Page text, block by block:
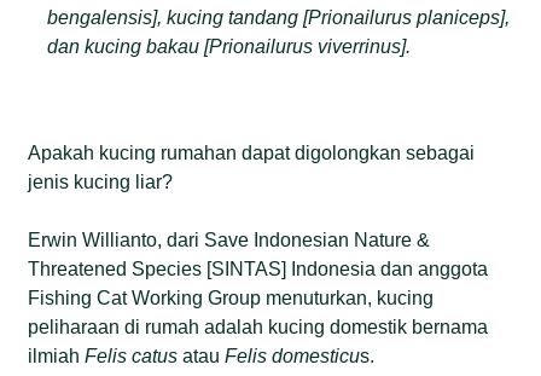
bengalensis], kucing tandang [Prionailurus planiceps],
dan kucing bakau [Prionailurus viverrinus].
Apakah kucing rumahan dapat digolongkan sebagai
jenis kucing liar?
Erwin Willianto, dari Save Indonesian Nature &
Threatened Species [SINTAS] Indonesia dan anggota
Fishing Cat Working Group menuturkan, kucing
peliharaan di rumah adalah kucing domestik bernama
ilmiahFelis catus atauFelis domesticus.